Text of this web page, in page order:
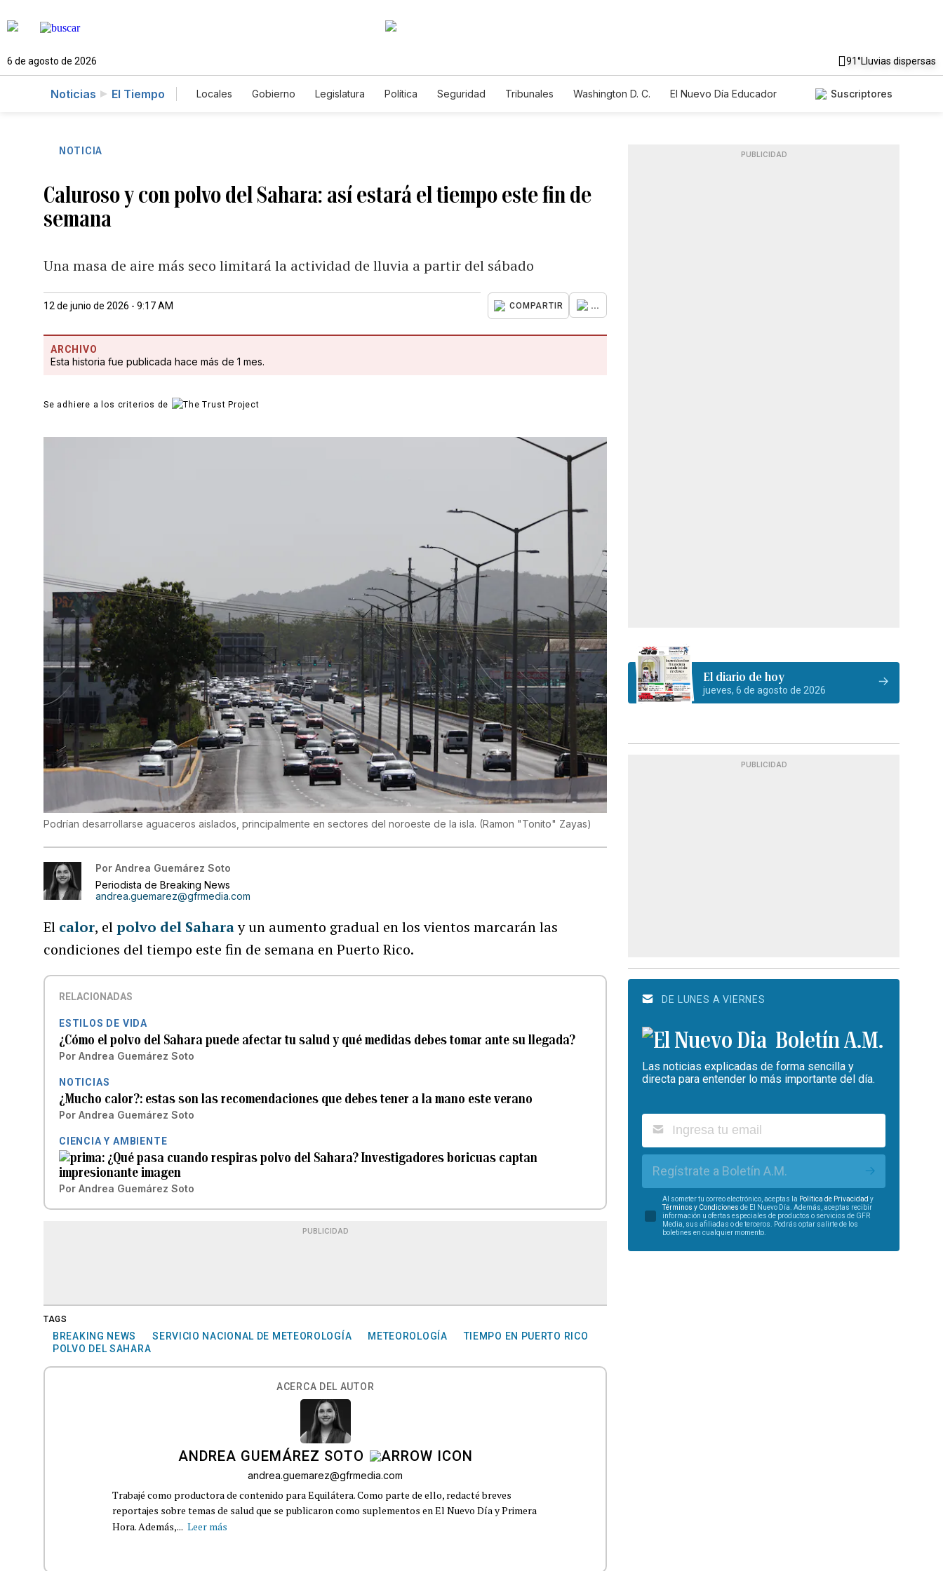
6 de agosto de 2026 91°Lluvias dispersas
Noticias El Tiempo Locales Gobierno Legislatura Política Seguridad Tribunales Washington D. C.
El Nuevo Día Educador
Suscriptores
NOTICIA
Caluroso y con polvo del Sahara: así estará el tiempo este fin de
semana
Una masa de aire más seco limitará la actividad de lluvia a partir del sábado
12 de junio de 2026 - 9:17 AM COMPARTIR ...
ARCHIVO
Esta historia fue publicada hace más de 1 mes.
Se adhiere a los criterios de
Podrían desarrollarse aguaceros aislados, principalmente en sectores del noroeste de la isla. (Ramon "Tonito" Zayas)
Por Andrea Guemárez Soto
Periodista de Breaking News
andrea.guemarez@gfrmedia.com
El calor, elpolvo del Saharay un aumento gradual en los vientos marcarán las
condiciones del tiempo este fin de semana en Puerto Rico.
RELACIONADAS
ESTILOS DE VIDA
¿Cómo el polvo del Sahara puede afectar tu salud y qué medidas debes tomar ante su llegada?
Por Andrea Guemárez Soto
NOTICIAS
¿Mucho calor?: estas son las recomendaciones que debes tener a la mano este verano
Por Andrea Guemárez Soto
CIENCIA Y AMBIENTE
¿Qué pasa cuando respiras polvo del Sahara? Investigadores boricuas captan
impresionante imagen
Por Andrea Guemárez Soto
PUBLICIDAD
TAGS
BREAKING NEWS SERVICIO NACIONAL DE METEOROLOGÍA METEOROLOGÍA
TIEMPO EN PUERTO RICO
POLVO DEL SAHARA
ACERCA DEL AUTOR
ANDREA GUEMÁREZ SOTO
andrea.guemarez@gfrmedia.com
Trabajé como productora de contenido para Equilátera. Como parte de ello, redacté breves
reportajes sobre temas de salud que se publicaron como suplementos en El Nuevo Día y Primera
Hora. Además,... Leer más
PUBLICIDAD
El diario de hoy
jueves, 6 de agosto de 2026
PUBLICIDAD
DE LUNES A VIERNES
Boletín A.M.
Las noticias explicadas de forma sencilla y
directa para entender lo más importante del día.
Regístrate a Boletín A.M.
Al someter tu correo electrónico, aceptas la Política de Privacidad y
Términos y Condiciones de El Nuevo Día. Además, aceptas recibir
información u ofertas especiales de productos o servicios de GFR
Media, sus afiliadas o de terceros. Podrás optar salirte de los
boletines en cualquier momento.